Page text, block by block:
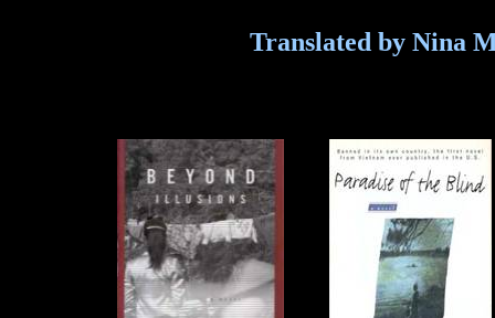
Translated by Nina